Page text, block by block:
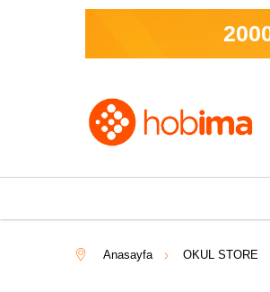
2000
Anasayfa OKUL STORE